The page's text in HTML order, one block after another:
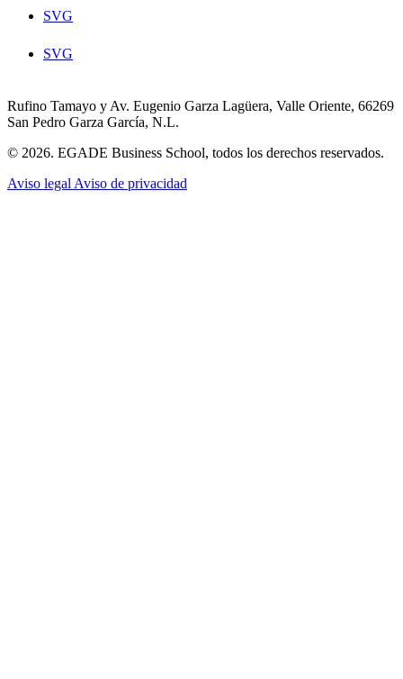
SVG
SVG
Rufino Tamayo y Av. Eugenio Garza Lagüera, Valle Oriente, 66269
San Pedro Garza García, N.L.
© 2026. EGADE Business School, todos los derechos reservados.
Aviso legal Aviso de privacidad